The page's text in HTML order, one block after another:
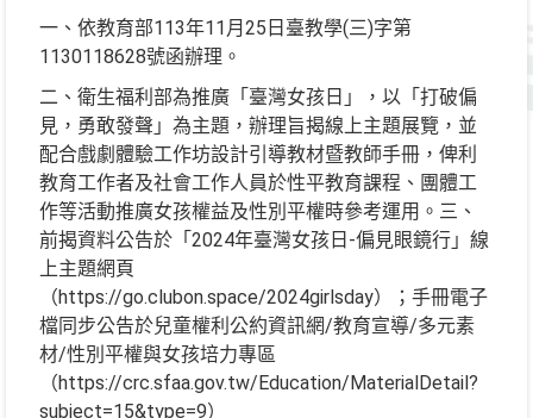
一、依教育部113年11月25日臺教學(三)字第
1130118628號函辦理。
二、衛生福利部為推廣「臺灣女孩日」，以「打破偏
見，勇敢發聲」為主題，辦理旨揭線上主題展覽，並
配合戲劇體驗工作坊設計引導教材暨教師手冊，俾利
教育工作者及社會工作人員於性平教育課程、團體工
作等活動推廣女孩權益及性別平權時參考運用。三、
前揭資料公告於「2024年臺灣女孩日-偏見眼鏡行」線
上主題網頁
（https://go.clubon.space/2024girlsday）；手冊電子
檔同步公告於兒童權利公約資訊網/教育宣導/多元素
材/性別平權與女孩培力專區
（https://crc.sfaa.gov.tw/Education/MaterialDetail?
subject=15&type=9）